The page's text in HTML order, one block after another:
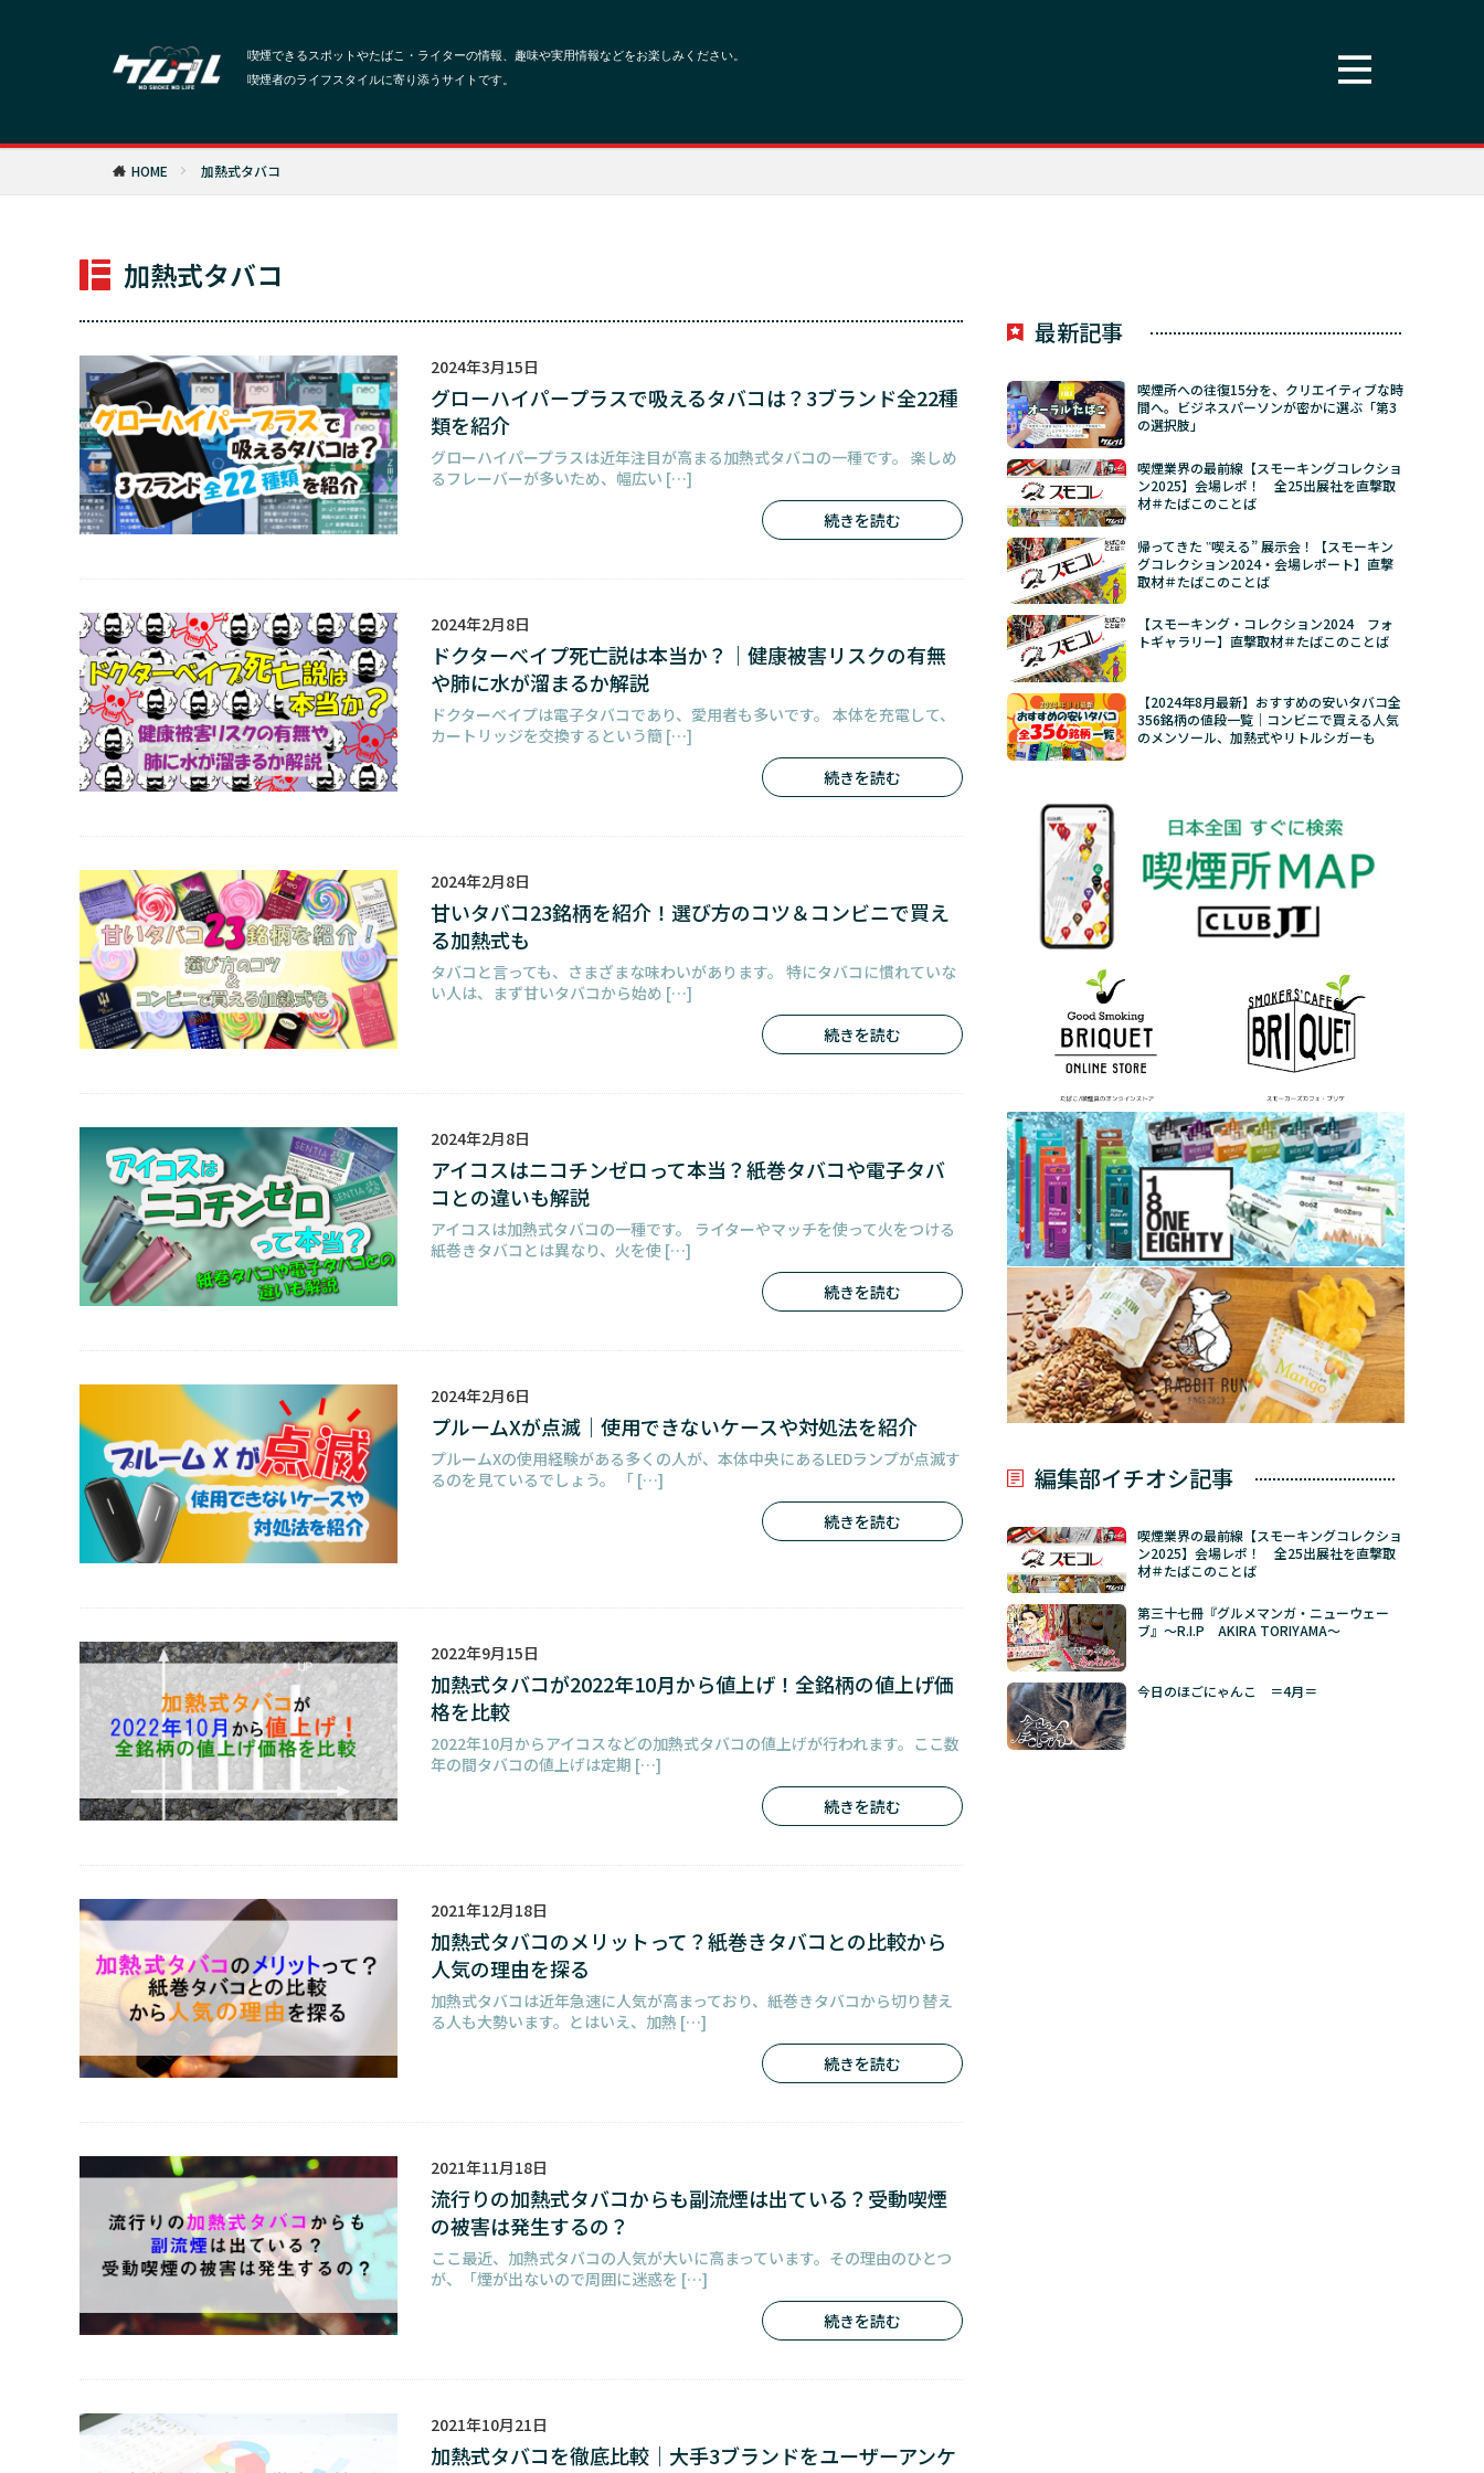
HOME 加熱式タバコ
加熱式タバコ
2024年3月15日
グローハイパープラスで吸えるタバコは？3ブランド全22種
類を紹介
グローハイパープラスは近年注目が高まる加熱式タバコの一種です。 楽しめ
るフレーバーが多いため、幅広い […]
続きを読む
2024年2月8日
ドクターべイプ死亡説は本当か？｜健康被害リスクの有無
や肺に水が溜まるか解説
ドクターベイプは電子タバコであり、愛用者も多いです。 本体を充電して、
カートリッジを交換するという簡 […]
続きを読む
2024年2月8日
甘いタバコ23銘柄を紹介！選び方のコツ＆コンビニで買え
る加熱式も
タバコと言っても、さまざまな味わいがあります。 特にタバコに慣れていな
い人は、まず甘いタバコから始め […]
続きを読む
2024年2月8日
アイコスはニコチンゼロって本当？紙巻タバコや電子タバ
コとの違いも解説
アイコスは加熱式タバコの一種です。 ライターやマッチを使って火をつける
紙巻きタバコとは異なり、火を使 […]
続きを読む
2024年2月6日
プルームXが点滅｜使用できないケースや対処法を紹介
プルームXの使用経験がある多くの人が、本体中央にあるLEDランプが点滅す
るのを見ているでしょう。 「 […]
続きを読む
2022年9月15日
加熱式タバコが2022年10月から値上げ！全銘柄の値上げ価
格を比較
2022年10月からアイコスなどの加熱式タバコの値上げが行われます。ここ数
年の間タバコの値上げは定期 […]
続きを読む
2021年12月18日
加熱式タバコのメリットって？紙巻きタバコとの比較から
人気の理由を探る
加熱式タバコは近年急速に人気が高まっており、紙巻きタバコから切り替え
る人も大勢います。とはいえ、加熱 […]
続きを読む
2021年11月18日
流行りの加熱式タバコからも副流煙は出ている？受動喫煙
の被害は発生するの？
ここ最近、加熱式タバコの人気が大いに高まっています。その理由のひとつ
が、「煙が出ないので周囲に迷惑を […]
続きを読む
2021年10月21日
加熱式タバコを徹底比較｜大手3ブランドをユーザーアンケ
最新記事
喫煙所への往復15分を、クリエイティブな時
間へ。ビジネスパーソンが密かに選ぶ「第3
の選択肢」
喫煙業界の最前線【スモーキングコレクショ
ン2025】会場レポ！ 全25出展社を直撃取
材＃たばこのことば
帰ってきた ‟喫える” 展示会！【スモーキン
グコレクション2024・会場レポート】直撃
取材＃たばこのことば
【スモーキング・コレクション2024 フォ
トギャラリー】直撃取材＃たばこのことば
【2024年8月最新】おすすめの安いタバコ全
356銘柄の値段一覧｜コンビニで買える人気
のメンソール、加熱式やリトルシガーも
編集部イチオシ記事
喫煙業界の最前線【スモーキングコレクショ
ン2025】会場レポ！ 全25出展社を直撃取
材＃たばこのことば
第三十七冊『グルメマンガ・ニューウェー
ブ』～R.I.P AKIRA TORIYAMA～
今日のほごにゃんこ ＝4月＝